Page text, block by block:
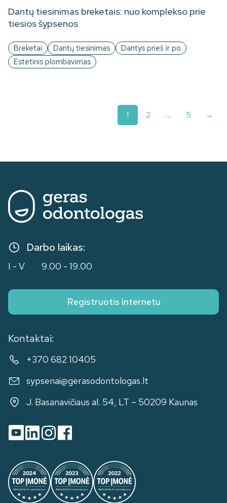
Dantų tiesinimas breketais: nuo komplekso prie
tiesios šypsenos
Breketai Dantų tiesinimas
Dantys prieš ir po
Estetinis plombavimas
1 2 … 5 →
Darbo laikas:
I - V 9.00 - 19.00
Registruotis internetu
Kontaktai:
+370 682 10405
sypsenai@gerasodontologas.lt
J. Basanavičiaus al. 54, LT – 50209 Kaunas